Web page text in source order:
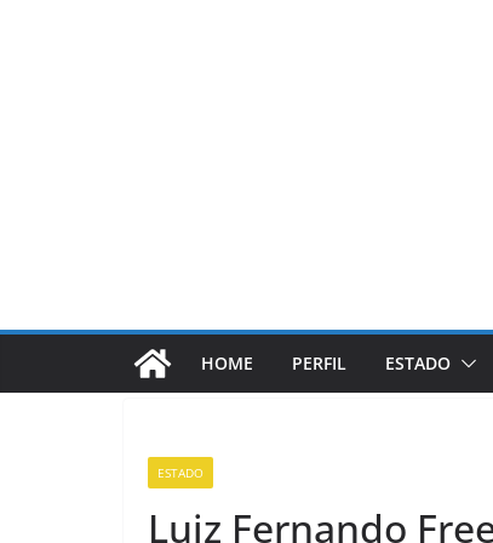
HOME PERFIL ESTADO
ESTADO
Luiz Fernando